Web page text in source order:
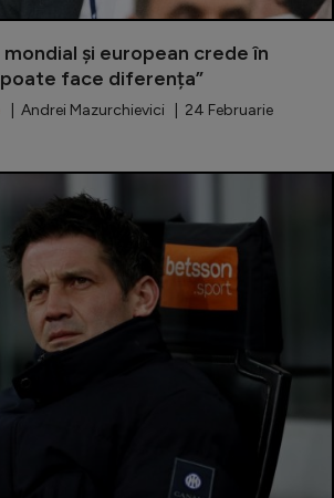
și european crede în
poate face diferența”
| Andrei Mazurchievici | 24 Februarie